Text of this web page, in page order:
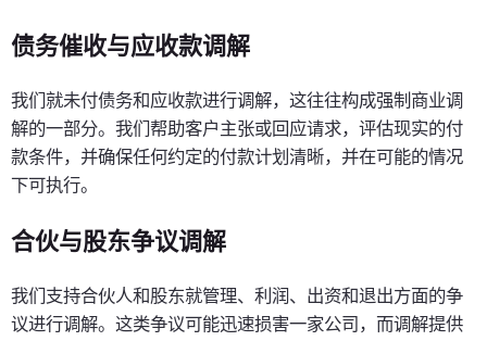
债务催收与应收款调解
我们就未付债务和应收款进行调解，这往往构成强制商业调
解的一部分。我们帮助客户主张或回应请求，评估现实的付
款条件，并确保任何约定的付款计划清晰，并在可能的情况
下可执行。
合伙与股东争议调解
我们支持合伙人和股东就管理、利润、出资和退出方面的争
议进行调解。这类争议可能迅速损害一家公司，而调解提供